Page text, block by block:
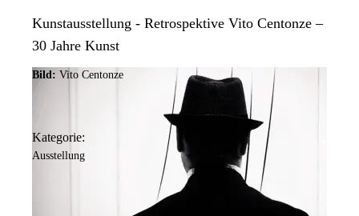
Kunstausstellung - Retrospektive Vito Centonze –
30 Jahre Kunst
Bild: Vito Centonze
Kategorie:
Ausstellung